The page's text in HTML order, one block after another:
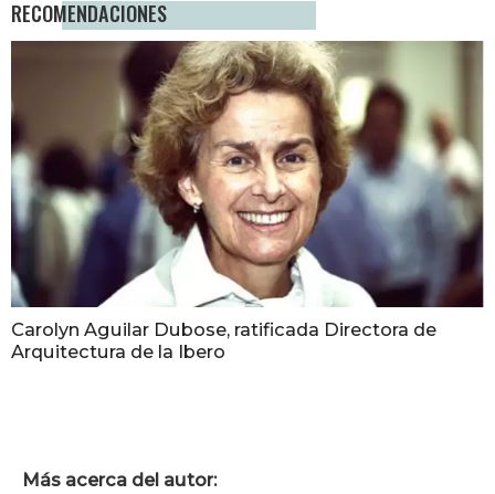
RECOMENDACIONES
Carolyn Aguilar Dubose, ratificada Directora de
Arquitectura de la Ibero
Más acerca del autor: